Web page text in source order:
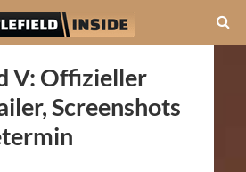
V: Offizieller
Screenshots